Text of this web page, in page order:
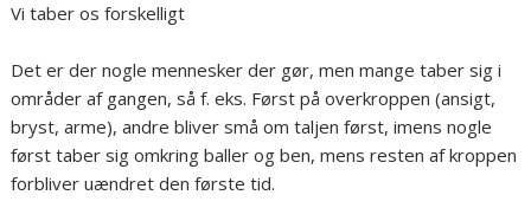
Vi taber os forskelligt
Det er der nogle mennesker der gør, men mange taber sig i
områder af gangen, så f. eks. Først på overkroppen (ansigt,
bryst, arme), andre bliver små om taljen først, imens nogle
først taber sig omkring baller og ben, mens resten af kroppen
forbliver uændret den første tid.